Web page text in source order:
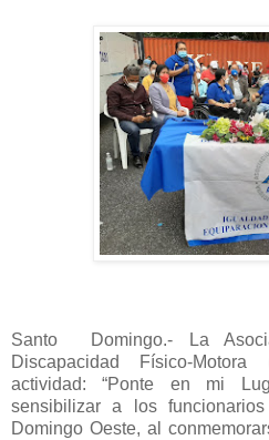
Santo Domingo.- La
Discapacidad Físico-
actividad: “Ponte en mi
sensibilizar a los
Domingo Oeste, al